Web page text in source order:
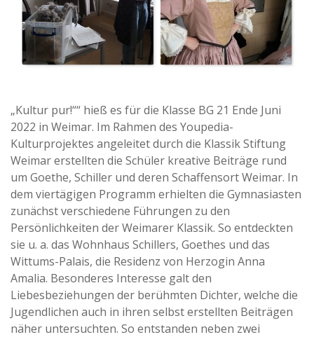
„Kultur pur!““ hieß es für die Klasse BG 21 Ende Juni
2022 in Weimar. Im Rahmen des Youpedia-
Kulturprojektes angeleitet durch die Klassik Stiftung
Weimar erstellten die Schüler kreative Beiträge rund
um Goethe, Schiller und deren Schaffensort Weimar. In
dem viertägigen Programm erhielten die Gymnasiasten
zunächst verschiedene Führungen zu den
Persönlichkeiten der Weimarer Klassik. So entdeckten
sie u. a. das Wohnhaus Schillers, Goethes und das
Wittums-Palais, die Residenz von Herzogin Anna
Amalia. Besonderes Interesse galt den
Liebesbeziehungen der berühmten Dichter, welche die
Jugendlichen auch in ihren selbst erstellten Beiträgen
näher untersuchten. So entstanden neben zwei